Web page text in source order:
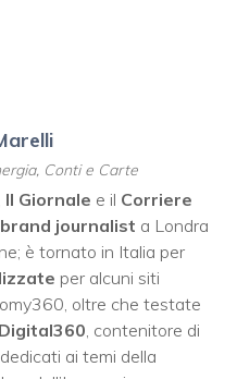
Conti e Carte
Il Giornale e il Corriere
brand journalist a Londra
è tornato in Italia per
per alcuni siti
oltre che testate
, contenitore di
ai temi della